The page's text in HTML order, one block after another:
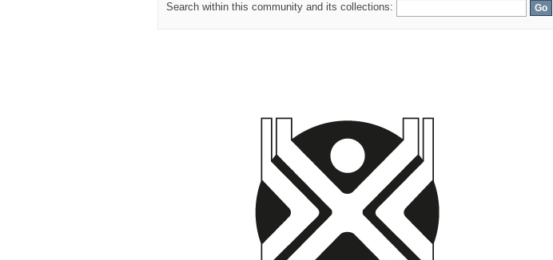
Search within this community and its collections: